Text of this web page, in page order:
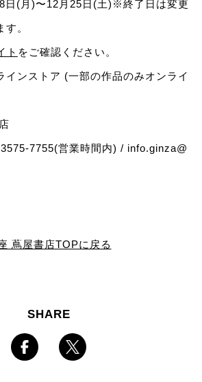
⽇(月)〜12⽉25⽇(⼟)※終了⽇は変更
。
ト をご確認ください。
インストア (⼀部の作品のみオンライ
7755(営業時間内) / info.ginza@
蔦屋書店TOPに戻る
SHARE